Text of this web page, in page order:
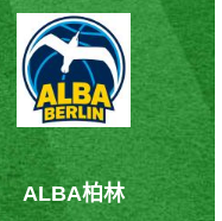
ALBA柏林